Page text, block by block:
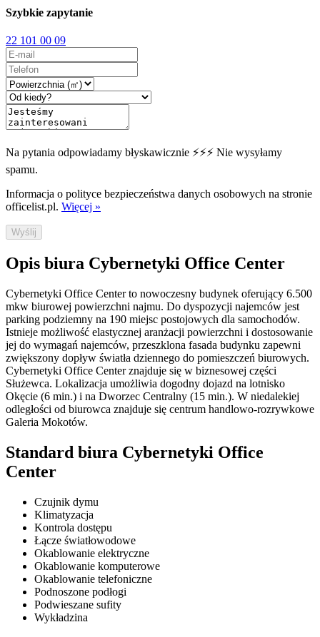
Szybkie zapytanie
22 101 00 09
Na pytania odpowiadamy błyskawicznie ⚡⚡⚡ Nie wysyłamy
spamu.
Informacja o polityce bezpieczeństwa danych osobowych na stronie
officelist.pl. Więcej »
Wyślij
Opis biura Cybernetyki Office Center
Cybernetyki Office Center to nowoczesny budynek oferujący 6.500
mkw biurowej powierzchni najmu. Do dyspozycji najemców jest
parking podziemny na 190 miejsc postojowych dla samochodów.
Istnieje możliwość elastycznej aranżacji powierzchni i dostosowanie
jej do wymagań najemców, przeszklona fasada budynku zapewni
zwiększony dopływ światła dziennego do pomieszczeń biurowych.
Cybernetyki Office Center znajduje się w biznesowej części
Służewca. Lokalizacja umożliwia dogodny dojazd na lotnisko
Okęcie (6 min.) i na Dworzec Centralny (15 min.). W niedalekiej
odległości od biurowca znajduje się centrum handlowo-rozrywkowe
Galeria Mokotów.
Standard biura Cybernetyki Office
Center
Czujnik dymu
Klimatyzacja
Kontrola dostępu
Łącze światłowodowe
Okablowanie elektryczne
Okablowanie komputerowe
Okablowanie telefoniczne
Podnoszone podłogi
Podwieszane sufity
Wykładzina